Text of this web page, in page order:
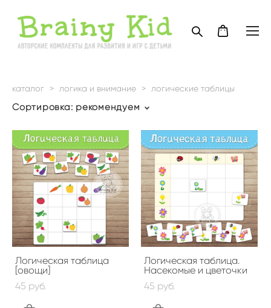
каталог > логика и внимание > логические таблицы
Сортировка: рекомендуем
Логическая таблица
[овощи]
45 pуб.
Логическая таблица.
Насекомые и цветочки
45 pуб.